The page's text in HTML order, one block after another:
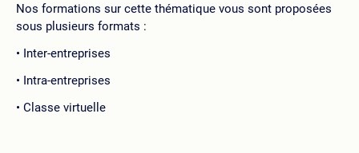
Nos formations sur cette thématique vous sont proposées
sous plusieurs formats :
Inter-entreprises
Intra-entreprises
Classe virtuelle